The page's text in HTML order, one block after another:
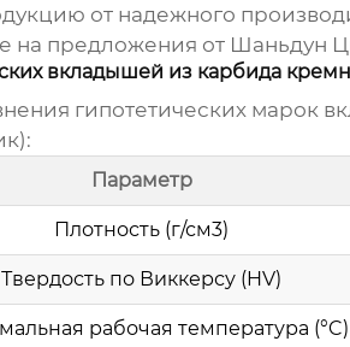
от надежного
на предложения от Шаньдун
вкладышей из карбида
гипотетических марок
Параметр
Плотность (г/см3)
Твердость по Виккерсу (HV)
рабочая температура (°C)